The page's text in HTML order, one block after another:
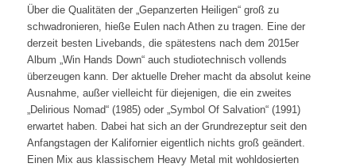
Über die Qualitäten der „Gepanzerten Heiligen“ groß zu
schwadronieren, hieße Eulen nach Athen zu tragen. Eine der
derzeit besten Livebands, die spätestens nach dem 2015er
Album „Win Hands Down“ auch studiotechnisch vollends
überzeugen kann. Der aktuelle Dreher macht da absolut keine
Ausnahme, außer vielleicht für diejenigen, die ein zweites
„Delirious Nomad“ (1985) oder „Symbol Of Salvation“ (1991)
erwartet haben. Dabei hat sich an der Grundrezeptur seit den
Anfangstagen der Kalifornier eigentlich nichts groß geändert.
Einen Mix aus klassischem Heavy Metal mit wohldosierten